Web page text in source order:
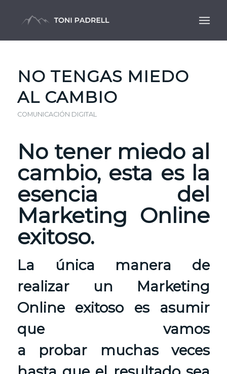
NO TENGAS MIEDO
AL CAMBIO
COMUNICACIÓN DIGITAL
No tener miedo al
cambio, esta es la
esencia del
Marketing Online
exitoso.
La única manera de
realizar un Marketing
Online exitoso es asumir
que vamos
a probar muchas veces